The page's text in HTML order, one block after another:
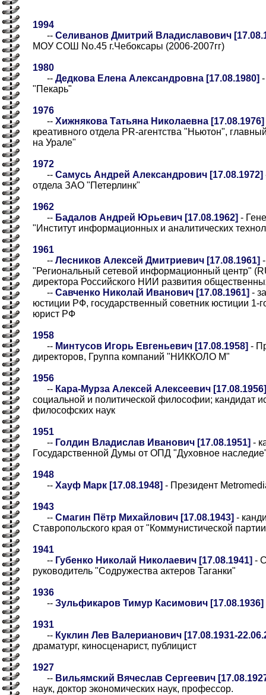
1994
-- Селиванов Дмитрий Владиславович
МОУ СОШ No.45 г.Чебоксары (2006-2007гг)
1980
-- Дедкова Елена Александровна [17.08.1980]
"Пекарь"
1976
-- Хижнякова Татьяна Николаевна [17.08.1976]
креативного отдела PR-агентства "Ньютон",
на Урале"
1972
-- Самусь Андрей Александрович [17.08.1972]
отдела ЗАО "Петерлинк"
1962
-- Бадалов Андрей Юрьевич [17.08.1962] -
"Институт информационных и аналитических
1961
-- Лесников Алексей Дмитриевич [17.08.1961]
"Региональный сетевой информационный центр"
директора Российского НИИ развития
-- Савченко Николай Иванович [17.08.1961] -
юстиции РФ, государственный советник юстиции 1-
юрист РФ
1958
-- Минтусов Игорь Евгеньевич [17.08.1958] -
директоров, Группа компаний "НИККОЛО М"
1956
-- Кара-Мурза Алексей Алексеевич [17.08.1956]
социальной и политической философии; кандидат
философских наук
1951
-- Голдин Владислав Иванович [17.08.1951] -
Государственной Думы от ОПД "Духовное
1948
-- Хауф Марк [17.08.1948] - Президент
1943
-- Смагин Пётр Михайлович [17.08.1943] -
Ставропольского края от "Коммунистической
1941
-- Губенко Николай Николаевич [17.08.1941] -
руководитель "Содружества актеров Таганки"
1936
-- Зульфикаров Тимур Касимович [17.08.1936]
1931
-- Куклин Лев Валерианович [17.08.1931-
драматург, киносценарист, публицист
1927
-- Вильямский Вячеслав Сергеевич
наук, доктор экономических наук, профессор.